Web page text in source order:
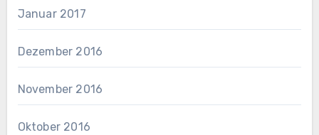
Januar 2017
Dezember 2016
November 2016
Oktober 2016